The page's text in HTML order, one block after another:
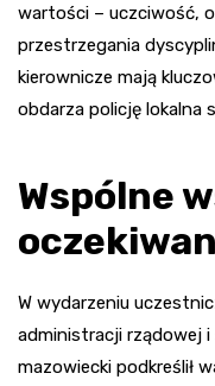
wartości – uczciwość,
przestrzegania
kierownicze mają
obdarza policję lokalna
Wspólne
W wydarzeniu
administracji rządowej
mazowiecki podkreślił